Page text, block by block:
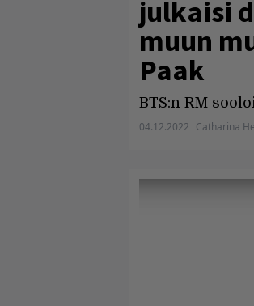
julkaisi
muun
Paak
BTS:n RM
04.12.2022 Catharina